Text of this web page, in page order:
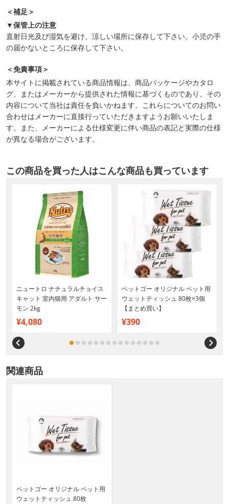
＜補足＞
▼保管上の注意
直射日光及び湿気を避け、涼しい場所に保存して下さい。小児の手
の届かないところに保存して下さい。
＜免責事項＞
本サイトに掲載されている商品情報は、商品パッケージやカタロ
グ、またはメーカーから提供された情報に基づくものであり、その
内容について当社は責任を負いかねます。これらについてのお問い
合わせはメーカーに直接行っていただきますようお願いいたしま
す。また、メーカーによる仕様変更に伴い商品の表記と実際の仕様
が異なる場合がございます。
この商品を買った人はこんな商品も買っています
ニュートロ ナチュラルチョイス
キャット 室内猫用 アダルト サー
モン 2kg
¥4,080
ペットゴー オリジナル ペット用
ウェットティッシュ 80枚×3個
【まとめ買い】
¥390
関連商品
ペットゴー オリジナル ペット用
ウェットティッシュ 80枚